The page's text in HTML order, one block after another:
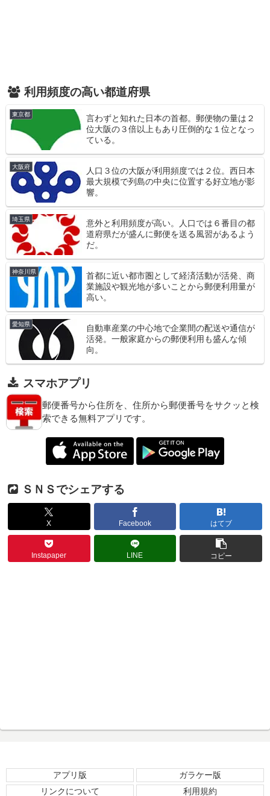
利用頻度の高い都道府県
東京都
言わずと知れた日本の首都。郵便物の量は２
位大阪の３倍以上もあり圧倒的な１位となっ
ている。
大阪府
人口３位の大阪が利用頻度では２位。西日本
最大規模で列島の中央に位置する好立地が影
響。
埼玉県
意外と利用頻度が高い。人口では６番目の都
道府県だが盛んに郵便を送る風習があるよう
だ。
神奈川県
首都に近い都市圏として経済活動が活発、商
業施設や観光地が多いことから郵便利用量が
高い。
愛知県
自動車産業の中心地で企業間の配送や通信が
活発。一般家庭からの郵便利用も盛んな傾
向。
スマホアプリ
郵便番号から住所を、住所から郵便番号をサクッと検
索できる無料アプリです。
ＳＮＳでシェアする
X Facebook はてブ
Instapaper LINE コピー
アプリ版
ガラケー版
リンクについて
利用規約